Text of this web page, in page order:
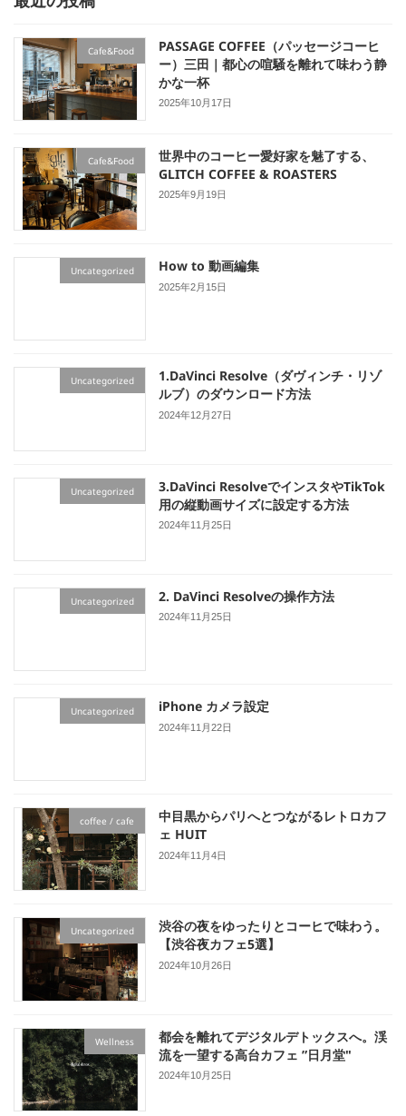
Cafe&Food
PASSAGE COFFEE（パッセージコーヒ
ー）三田｜都心の喧騒を離れて味わう静
かな一杯
2025年10月17日
Cafe&Food
世界中のコーヒー愛好家を魅了する、
GLITCH COFFEE & ROASTERS
2025年9月19日
Uncategorized How to 動画編集
2025年2月15日
Uncategorized
1.DaVinci Resolve（ダヴィンチ・リゾ
ルブ）のダウンロード方法
2024年12月27日
Uncategorized
3.DaVinci ResolveでインスタやTikTok
用の縦動画サイズに設定する方法
2024年11月25日
Uncategorized 2. DaVinci Resolveの操作方法
2024年11月25日
Uncategorized iPhone カメラ設定
2024年11月22日
coffee / cafe
中目黒からパリへとつながるレトロカフ
ェ HUIT
2024年11月4日
Uncategorized
渋谷の夜をゆったりとコーヒで味わう。
【渋谷夜カフェ5選】
2024年10月26日
Wellness
都会を離れてデジタルデトックスへ。渓
流を一望する高台カフェ ”日月堂"
2024年10月25日